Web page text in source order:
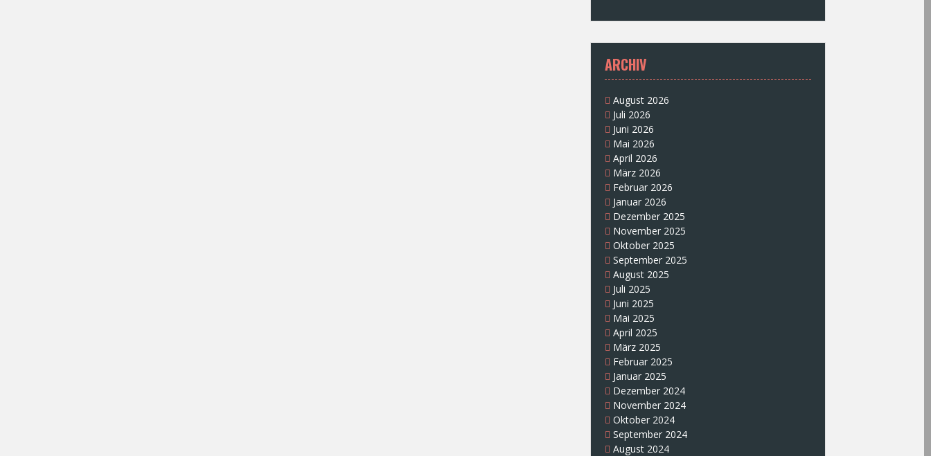
ARCHIV
August 2026
Juli 2026
Juni 2026
Mai 2026
April 2026
März 2026
Februar 2026
Januar 2026
Dezember 2025
November 2025
Oktober 2025
September 2025
August 2025
Juli 2025
Juni 2025
Mai 2025
April 2025
März 2025
Februar 2025
Januar 2025
Dezember 2024
November 2024
Oktober 2024
September 2024
August 2024